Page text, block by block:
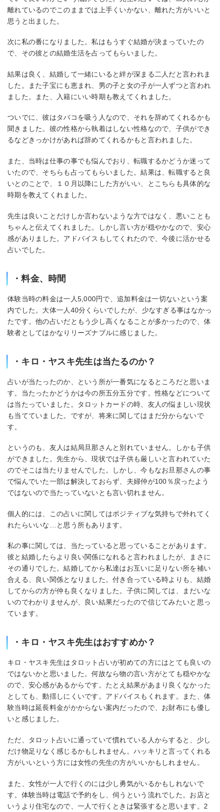
離れているのでこのままでは上手くいかない、離れた方がいいと
思うと出ました。
次に私の番になりました。私はもうすぐ結婚が決まっていたの
で、その彼との結婚生活を占ってもらいました。
結果は良く、結婚して一緒にいると絆が深まる二人だと言われま
した。また子宝にも恵まれ、男の子と女の子が一人ずつと言われ
ました。また、入籍にいい時期も教えてくれました。
ついでに、彼はタバコを吸う人なので、それを辞めてくれるかも
聞きました。彼の性格から執着はしない性格なので、子供ができ
るなどきっかけがあれば辞めてくれるかもと言われました。
また、当時は仕事の事でも悩んでおり、転職するかどうか迷って
いたので、そちらも占ってもらいました。結果は、転職すると良
いとのことで、１０月以降にした方がいい、とこちらも具体的な
時期を教えてくれました。
先生は良いことだけしか言わないような方ではなく、悪いことも
ちゃんと伝えてくれました。しかし言い方が穏やかなので、安心
感がありました。アドバイスもしてくれたので、今後に活かせる
占いでした。
・料金、時間
体験当時の料金は一人5,000円で、追加料金は一切ないという案
内でした。大体一人40分くらいでしたが、少なすぎる事はなかっ
たです。他の占いだともう少し高くなることが多かったので、体
験者としてはかなりリーズナブルに感じました。
・キロ・ヤスキ先生は当たるのか？
占いが当たったのか、という所が一番気になるところだと思いま
す。当たったかどうかは今の所五分五分です。性格などについて
は当たっていました。タロットカードの時、友人の悩ましい現状
も当てていました。ですが、将来に関してはまだ分からないで
す。
というのも、友人は結局旦那さんと別れていません。しかも子供
ができました。先生から、現状では子供も厳しいと言われていた
のでそこは当たりませんでした。しかし、今もなお旦那さんの事
で悩んでいた一部は解決しておらず、夫婦仲が100％戻ったよう
ではないので当たっていないとも言い切れません。
個人的には、この占いに関してはポジティブな気持ちで外れてく
れたらいいな…と思う所もあります。
私の事に関しては、当たっていると思っていることがあります。
彼と結婚したらより良い関係になれると言われましたが、まさに
その通りでした。結婚してから私達はお互いに足りない所を補い
合える、良い関係となりました。付き合っている時よりも、結婚
してからの方が仲も良くなりました。子供に関しては、まだいな
いのでわかりませんが、良い結果だったので信じてみたいと思っ
ています。
・キロ・ヤスキ先生はおすすめか？
キロ・ヤスキ先生はタロット占いが初めての方にはとても良いの
ではないかと思いました。何故なら物の言い方がとても穏やかな
ので、安心感があるからです。たとえ結果があまり良くなかった
としても、動揺しにくいです。アドバイスもくれます。また、体
験当時は延長料金がかからない案内だったので、お財布にも優し
いと感じました。
ただ、タロット占いに通っていて慣れている人からすると、少し
だけ物足りなく感じるかもしれません。ハッキリと言ってくれる
方がいいという方には女性の先生の方がいいかもしれません。
また、女性が一人で行くのには少し勇気がいるかもしれないで
す。体験当時は電話で予約をし、伺うという流れでした。お店と
いうより住宅なので、一人で行くときは緊張すると思います。2